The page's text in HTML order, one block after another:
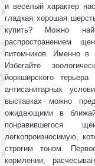
и веселый характер
гладкая хорошая
купить? Можно
распространением
питомников. Именно в
Избегайте
йоркширского
антисанитарных
выставках можно
ожидающими в
понравившегося
легкопроизносимую,
строгим тоном.
кормлении,